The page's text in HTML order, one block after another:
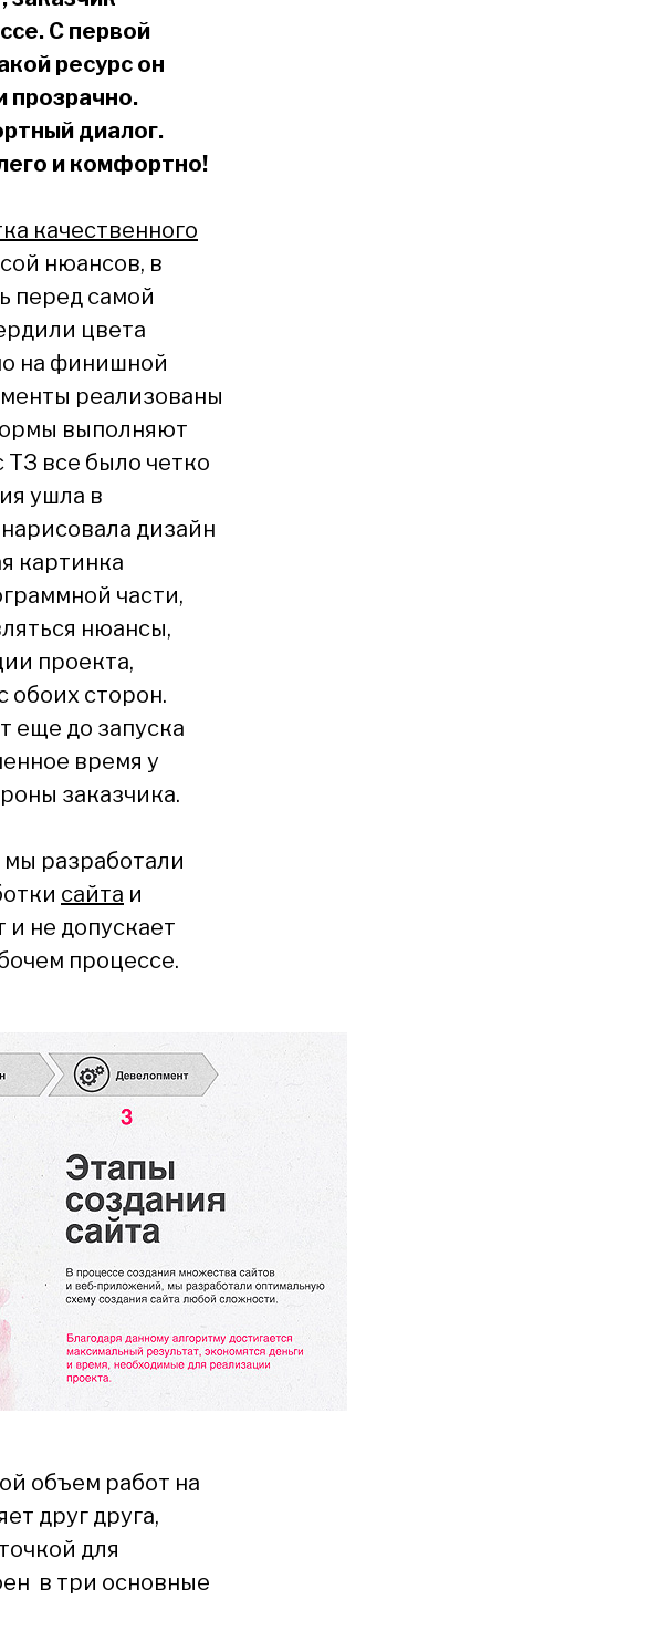
С первой
ресурс он
прозрачно.
диалог.
и комфортно!
качественного
нюансов, в
перед самой
цвета
на финишной
реализованы
выполняют
ТЗ все было четко
ушла в
дизайн
картинка
части,
нюансы,
проекта,
обоих сторон.
еще до запуска
время у
заказчика.
разработали
сайта и
и не допускает
процессе.
объем работ на
друг друга,
для
в три основные